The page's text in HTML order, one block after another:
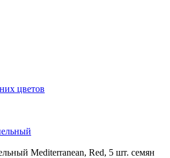
цветов
Mediterranean, Red, 5 шт. cемян